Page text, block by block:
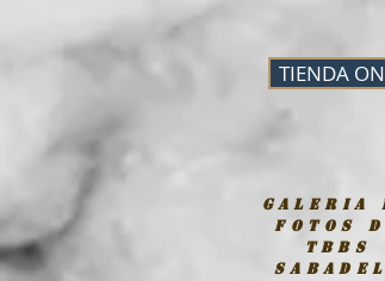
TIENDA
galeria
fotos
tbbs